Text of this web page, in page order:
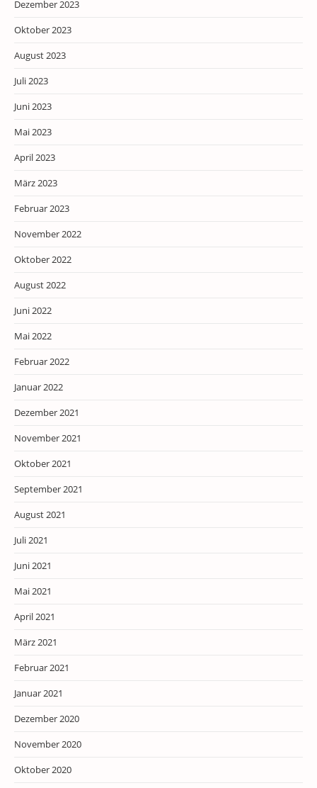
Dezember 2023
Oktober 2023
August 2023
Juli 2023
Juni 2023
Mai 2023
April 2023
März 2023
Februar 2023
November 2022
Oktober 2022
August 2022
Juni 2022
Mai 2022
Februar 2022
Januar 2022
Dezember 2021
November 2021
Oktober 2021
September 2021
August 2021
Juli 2021
Juni 2021
Mai 2021
April 2021
März 2021
Februar 2021
Januar 2021
Dezember 2020
November 2020
Oktober 2020